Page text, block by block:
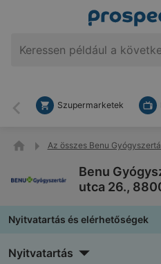
Vissza
Szupermarketek
Az összes Benu
Benu
utca 26.,
Nyitvatartás és elérhetőségek
Nyitvatartás